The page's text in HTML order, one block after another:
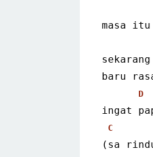
masa
baru
D
ingat
C
(sa